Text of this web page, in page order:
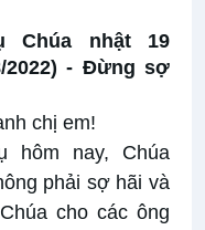
Chúa nhật 19
- Đừng sợ
chị em!
hôm nay, Chúa
phải sợ hãi và
cho các ông